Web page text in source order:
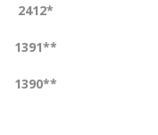
2412*
1391**
1390**